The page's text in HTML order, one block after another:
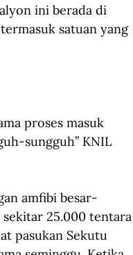
ini berada di
satuan yang
proses masuk
sungguh” KNIL
amfibi besar-
25.000 tentara
pasukan Sekutu